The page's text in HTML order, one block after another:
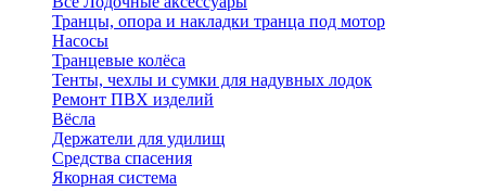
Транцы, опора и накладки транца под мотор
Насосы
Транцевые колёса
Тенты, чехлы и сумки для надувных лодок
Ремонт ПВХ изделий
Вёсла
Держатели для удилищ
Средства спасения
Якорная система